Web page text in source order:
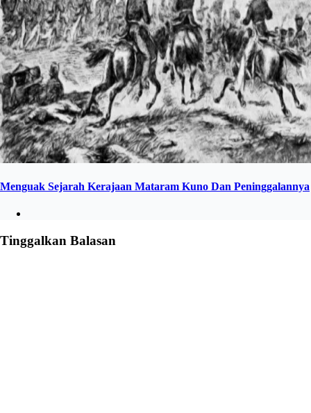
Menguak Sejarah Kerajaan Mataram Kuno Dan Peninggalannya
Tinggalkan Balasan